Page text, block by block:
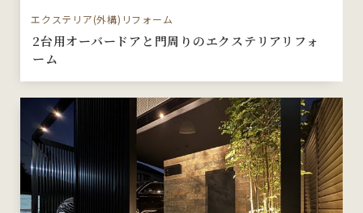
エクステリア(外構)リフォーム
2台用オーバードアと門周りのエクステリアリフォ
ーム